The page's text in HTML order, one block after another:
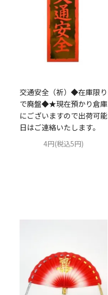
交通安全（祈）◆在庫限り
で廃盤◆★現在預かり倉庫
にございますので出荷可能
日はご連絡いたします。
4円(税込5円)